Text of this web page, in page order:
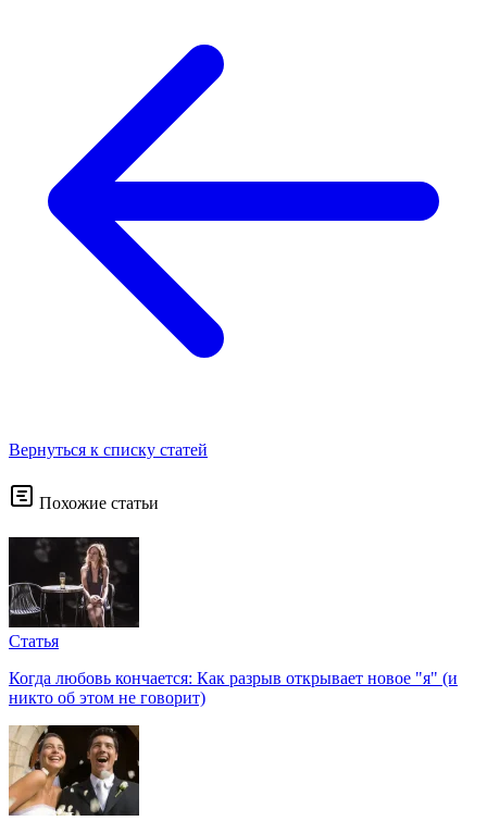
Вернуться к списку статей
Похожие статьи
Статья
Когда любовь кончается: Как разрыв открывает новое "я" (и
никто об этом не говорит)